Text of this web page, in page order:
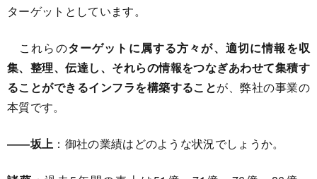
ターゲットとしています。
これらのターゲットに属する方々が、適切に情報を収
集、整理、伝達し、それらの情報をつなぎあわせて集積す
ることができるインフラを構築することが、弊社の事業の
本質です。
――坂上 ：御社の業績はどのような状況でしょうか。